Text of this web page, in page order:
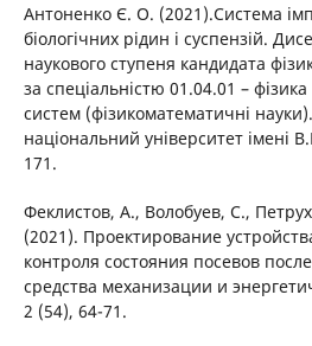
Антоненко Є. О. (2021).Система
біологічних рідин і суспензій.
наукового ступеня кандидата
за спеціальністю 01.04.01 –
систем (фізикоматематичні
національний університет імені
171.
Феклистов, А., Волобуев, С.,
(2021). Проектирование
контроля состояния посевов
средства механизации и
2 (54), 64-71.